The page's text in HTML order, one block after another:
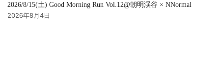
2026/8/15(土) Good Morning Run Vol.12@朝明渓谷 × NNormal
2026年8月4日